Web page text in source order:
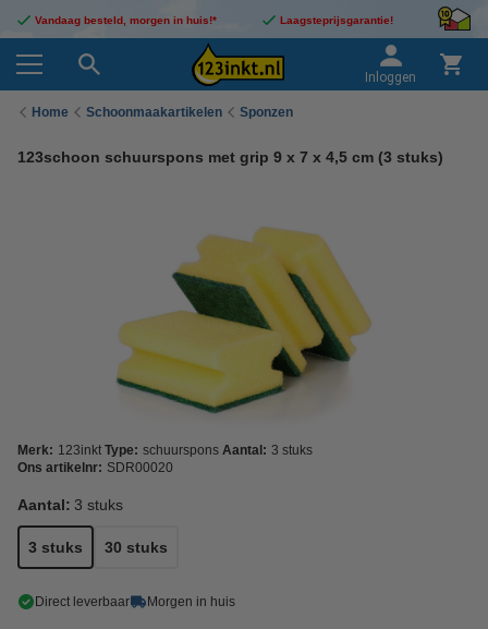
Vandaag besteld, morgen in huis!* Laagsteprijsgarantie!
Inloggen
Home Schoonmaakartikelen Sponzen
123schoon schuurspons met grip 9 x 7 x 4,5 cm (3 stuks)
Merk: 123inkt Type: schuurspons Aantal: 3 stuks
Ons artikelnr: SDR00020
Aantal: 3 stuks
3 stuks 30 stuks
Direct leverbaar Morgen in huis